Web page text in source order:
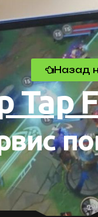
Назад
Tap